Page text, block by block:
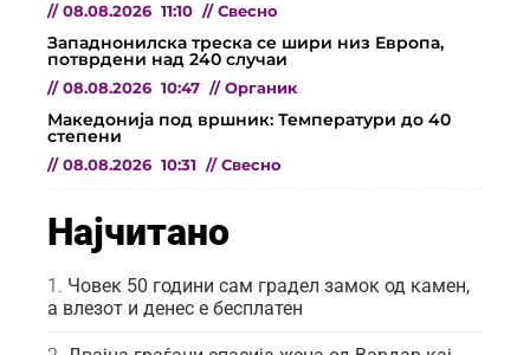
// 08.08.2026 11:10 // Свесно
Западнонилска треска се шири низ Европа,
потврдени над 240 случаи
// 08.08.2026 10:47 // Органик
Македонија под вршник: Температури до 40
степени
// 08.08.2026 10:31 // Свесно
Најчитано
Човек 50 години сам градел замок од камен,
а влезот и денес е бесплатен